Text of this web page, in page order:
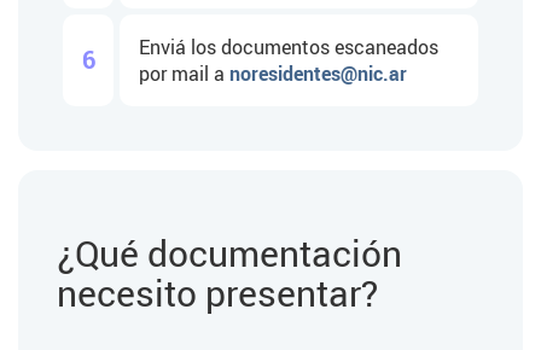
6
Enviá los documentos escaneados
por mail a noresidentes@nic.ar
¿Qué documentación
necesito presentar?